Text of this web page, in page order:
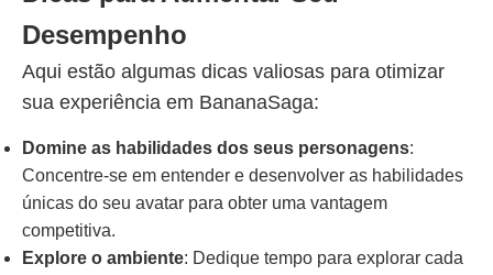
Desempenho
Aqui estão algumas dicas valiosas para otimizar
sua experiência em BananaSaga:
Domine as habilidades dos seus personagens:
Concentre-se em entender e desenvolver as habilidades
únicas do seu avatar para obter uma vantagem
competitiva.
Explore o ambiente: Dedique tempo para explorar cada